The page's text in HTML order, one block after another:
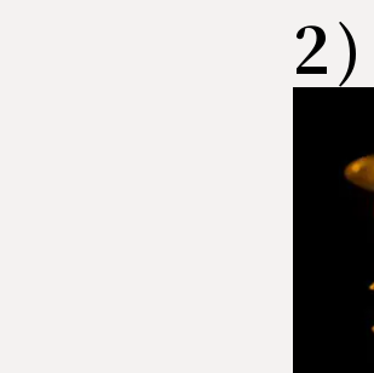
2)